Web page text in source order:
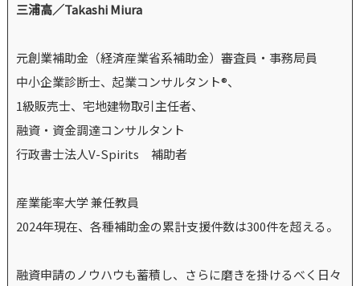
三浦高／Takashi Miura
元創業補助金（経済産業省系補助金）審査員・事務局員
中小企業診断士、起業コンサルタント®、
1級販売士、宅地建物取引主任者、
融資・資金調達コンサルタント
行政書士法人V-Spirits 補助者
産業能率大学 兼任教員
2024年現在、各種補助金の累計支援件数は300件を超える。
融資申請のノウハウも蓄積し、さらに磨きを掛けるべく日々